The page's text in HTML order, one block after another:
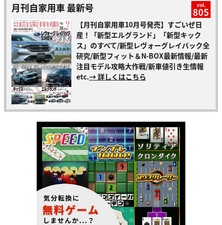
月刊自家用車 最新号 vol.
805
【月刊自家用車10月号発売】すごいぜ日
産！「新型エルグランド」「新型キック
ス」のすべて/新型レヴォーグレイバック全
研究/新型フィット＆N-BOX最新情報/最新
注目モデル攻略大作戦/新車値引き生情報
etc.→ 詳しくはこちら